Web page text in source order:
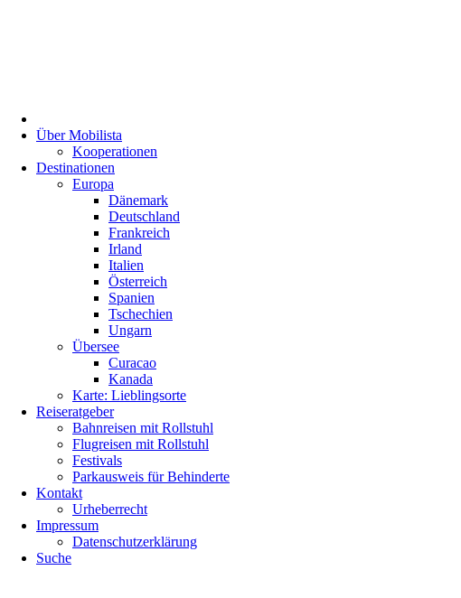
Über Mobilista
Kooperationen
Destinationen
Europa
Dänemark
Deutschland
Frankreich
Irland
Italien
Österreich
Spanien
Tschechien
Ungarn
Übersee
Curacao
Kanada
Karte: Lieblingsorte
Reiseratgeber
Bahnreisen mit Rollstuhl
Flugreisen mit Rollstuhl
Festivals
Parkausweis für Behinderte
Kontakt
Urheberrecht
Impressum
Datenschutzerklärung
Suche